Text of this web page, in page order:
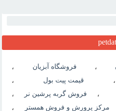
، فروشگاه آبزیان ،
قیمت پیت بول ،
، فروش گربه پرشین نر ،
مرکز پرورش و فروش همستر ،